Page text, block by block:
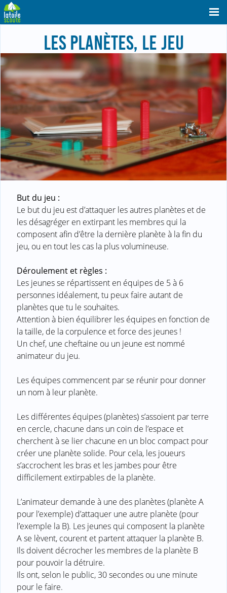
LES PLANÈTES, LE JEU
But du jeu :
Le but du jeu est d’attaquer les autres planètes et de
les désagréger en extirpant les membres qui la
composent afin d’être la dernière planète à la fin du
jeu, ou en tout les cas la plus volumineuse.
Déroulement et règles :
Les jeunes se répartissent en équipes de 5 à 6
personnes idéalement, tu peux faire autant de
planètes que tu le souhaites.
Attention à bien équilibrer les équipes en fonction de
la taille, de la corpulence et force des jeunes !
Un chef, une cheftaine ou un jeune est nommé
animateur du jeu.
Les équipes commencent par se réunir pour donner
un nom à leur planète.
Les différentes équipes (planètes) s’assoient par terre
en cercle, chacune dans un coin de l’espace et
cherchent à se lier chacune en un bloc compact pour
créer une planète solide. Pour cela, les joueurs
s’accrochent les bras et les jambes pour être
difficilement extirpables de la planète.
L’animateur demande à une des planètes (planète A
pour l’exemple) d’attaquer une autre planète (pour
l’exemple la B). Les jeunes qui composent la planète
A se lèvent, courent et partent attaquer la planète B.
Ils doivent décrocher les membres de la planète B
pour pouvoir la détruire.
Ils ont, selon le public, 30 secondes ou une minute
pour le faire.